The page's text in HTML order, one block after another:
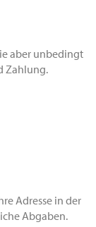
aber unbedingt
Zahlung.
Adresse in der
Abgaben.